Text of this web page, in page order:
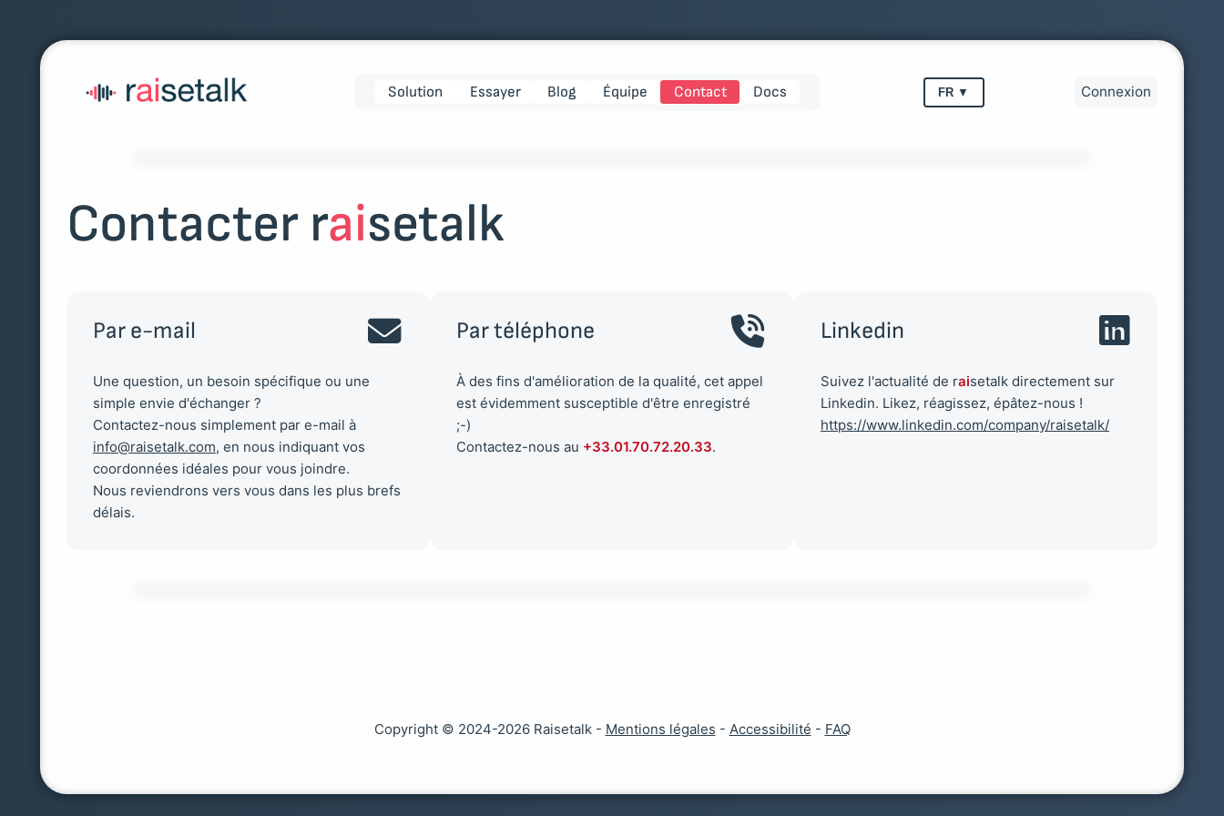
Solution Essayer Blog Équipe Contact Docs FR ▼ Connexion
Contacter raisetalk
Par e-mail
Une question, un besoin spécifique ou une
simple envie d'échanger ?
Contactez-nous simplement par e-mail à
info@raisetalk.com, en nous indiquant vos
coordonnées idéales pour vous joindre.
Nous reviendrons vers vous dans les plus brefs
délais.
Par téléphone
À des fins d'amélioration de la qualité, cet appel
est évidemment susceptible d'être enregistré
;-)
Contactez-nous au +33.01.70.72.20.33.
Linkedin
Suivez l'actualité de raisetalk directement sur
Linkedin. Likez, réagissez, épâtez-nous !
https://www.linkedin.com/company/raisetalk/
Copyright © 2024-2026 Raisetalk - Mentions légales - Accessibilité - FAQ